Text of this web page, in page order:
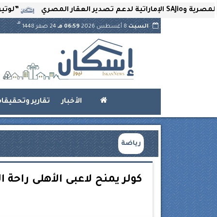
”لوتير”
السبت8 أغسطس 2026 06:59 مـ 24 صفر 1448
هـ
الأخبار تقارير
رياضة
كولر يمنح لاعبى الأهلى